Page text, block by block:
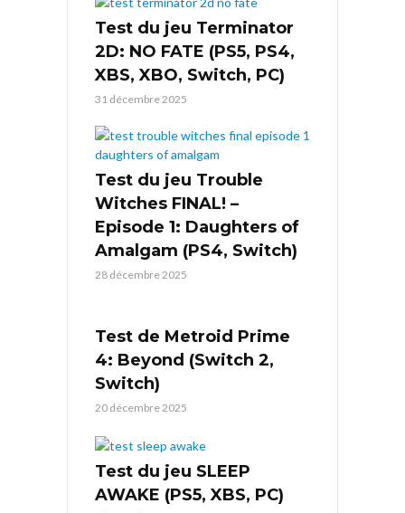
Test du jeu Terminator
2D: NO FATE (PS5, PS4,
XBS, XBO, Switch, PC)
31 décembre 2025
Test du jeu Trouble
Witches FINAL! –
Episode 1: Daughters of
Amalgam (PS4, Switch)
28 décembre 2025
Test de Metroid Prime
4: Beyond (Switch 2,
Switch)
20 décembre 2025
Test du jeu SLEEP
AWAKE (PS5, XBS, PC)